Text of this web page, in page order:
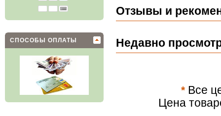
СПОСОБЫ ОПЛАТЫ
Отзывы и
Недавно
* Все
Цена